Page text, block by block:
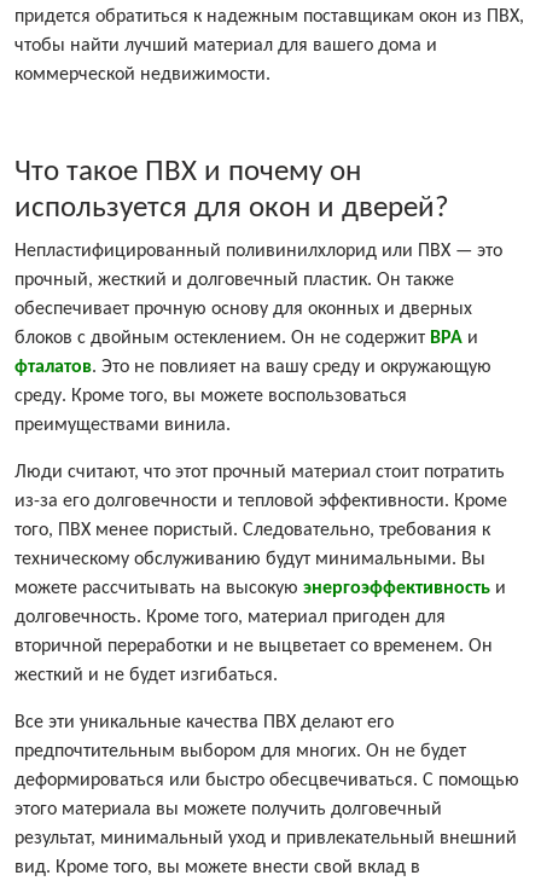
придется обратиться к надежным поставщикам окон из ПВХ,
чтобы найти лучший материал для вашего дома и
коммерческой недвижимости.
Что такое ПВХ и почему он
используется для окон и дверей?
Непластифицированный поливинилхлорид или ПВХ — это
прочный, жесткий и долговечный пластик. Он также
обеспечивает прочную основу для оконных и дверных
блоков с двойным остеклением. Он не содержит BPA и
фталатов. Это не повлияет на вашу среду и окружающую
среду. Кроме того, вы можете воспользоваться
преимуществами винила.
Люди считают, что этот прочный материал стоит потратить
из-за его долговечности и тепловой эффективности. Кроме
того, ПВХ менее пористый. Следовательно, требования к
техническому обслуживанию будут минимальными. Вы
можете рассчитывать на высокую энергоэффективность и
долговечность. Кроме того, материал пригоден для
вторичной переработки и не выцветает со временем. Он
жесткий и не будет изгибаться.
Все эти уникальные качества ПВХ делают его
предпочтительным выбором для многих. Он не будет
деформироваться или быстро обесцвечиваться. С помощью
этого материала вы можете получить долговечный
результат, минимальный уход и привлекательный внешний
вид. Кроме того, вы можете внести свой вклад в